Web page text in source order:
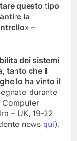
questo tipo
la
» –
dei sistemi
tanto che il
ha vinto il
durante
Computer
– UK, 19-22
news qui).